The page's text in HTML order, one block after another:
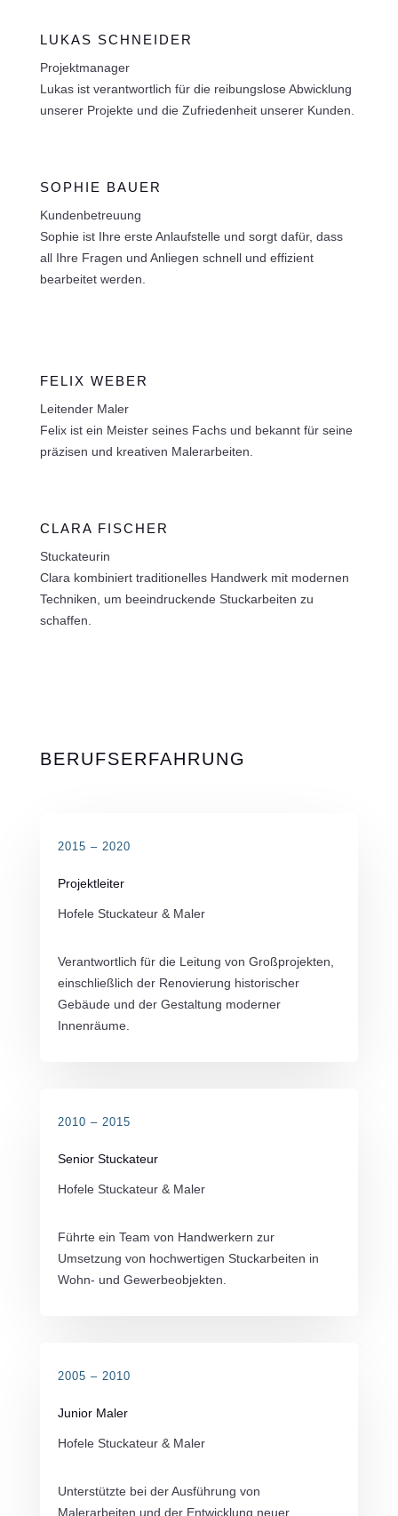
LUKAS SCHNEIDER
Projektmanager
Lukas ist verantwortlich für die reibungslose Abwicklung
unserer Projekte und die Zufriedenheit unserer Kunden.
SOPHIE BAUER
Kundenbetreuung
Sophie ist Ihre erste Anlaufstelle und sorgt dafür, dass
all Ihre Fragen und Anliegen schnell und effizient
bearbeitet werden.
FELIX WEBER
Leitender Maler
Felix ist ein Meister seines Fachs und bekannt für seine
präzisen und kreativen Malerarbeiten.
CLARA FISCHER
Stuckateurin
Clara kombiniert traditionelles Handwerk mit modernen
Techniken, um beeindruckende Stuckarbeiten zu
schaffen.
BERUFSERFAHRUNG
2015 – 2020
Projektleiter
Hofele Stuckateur & Maler
Verantwortlich für die Leitung von Großprojekten,
einschließlich der Renovierung historischer
Gebäude und der Gestaltung moderner
Innenräume.
2010 – 2015
Senior Stuckateur
Hofele Stuckateur & Maler
Führte ein Team von Handwerkern zur
Umsetzung von hochwertigen Stuckarbeiten in
Wohn- und Gewerbeobjekten.
2005 – 2010
Junior Maler
Hofele Stuckateur & Maler
Unterstützte bei der Ausführung von
Malerarbeiten und der Entwicklung neuer